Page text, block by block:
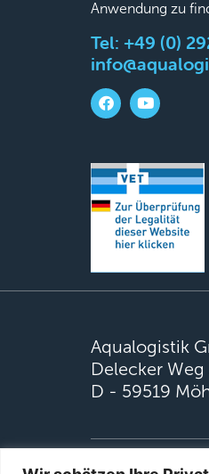
Anwendung zu
Tel: +49 (0)
Aqualogistik
Delecker Weg
D - 59519
© 2026